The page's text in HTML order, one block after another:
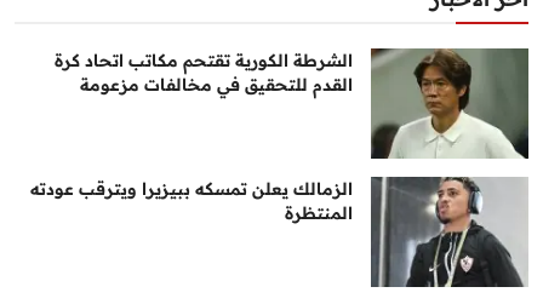
الشرطة الكورية تقتحم مكاتب اتحاد كرة
القدم للتحقيق في مخالفات مزعومة
الزمالك يعلن تمسكه ببيزيرا ويترقب عودته
المنتظرة